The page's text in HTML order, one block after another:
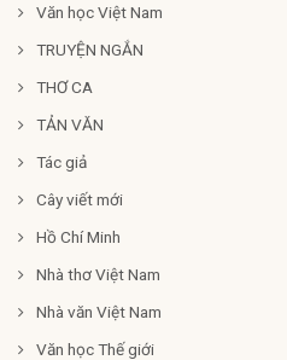
Văn học Việt Nam
TRUYỆN NGẮN
THƠ CA
TẢN VĂN
Tác giả
Cây viết mới
Hồ Chí Minh
Nhà thơ Việt Nam
Nhà văn Việt Nam
Văn học Thế giới